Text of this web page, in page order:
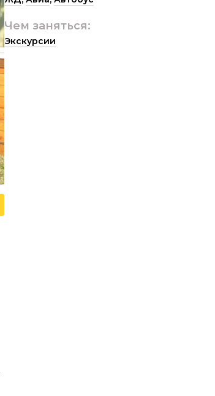
Чем заняться:
Экскурсии